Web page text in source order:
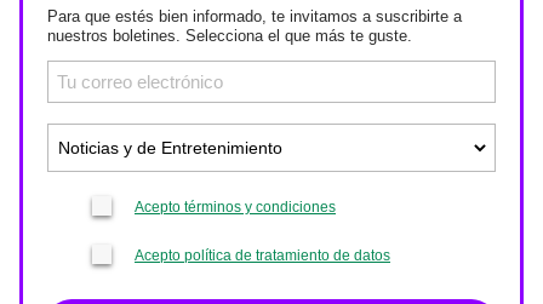
Para que estés bien informado, te invitamos a suscribirte a
nuestros boletines. Selecciona el que más te guste.
Acepto términos y condiciones
Acepto política de tratamiento de datos